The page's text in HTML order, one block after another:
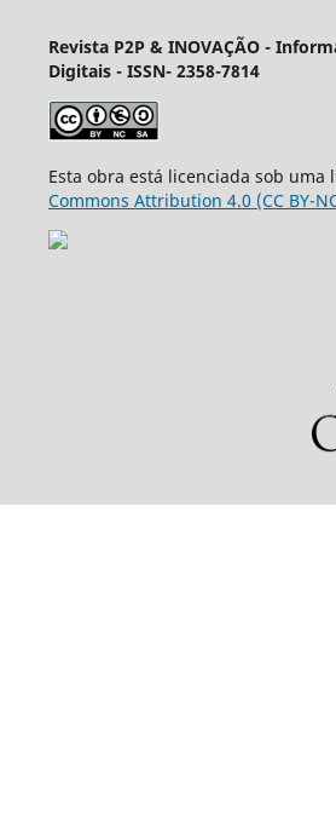
Revista P2P & INOVAÇÃO -
Digitais - ISSN- 2358-7814
Esta obra está licenciada sob uma
Commons Attribution 4.0 (CC BY-